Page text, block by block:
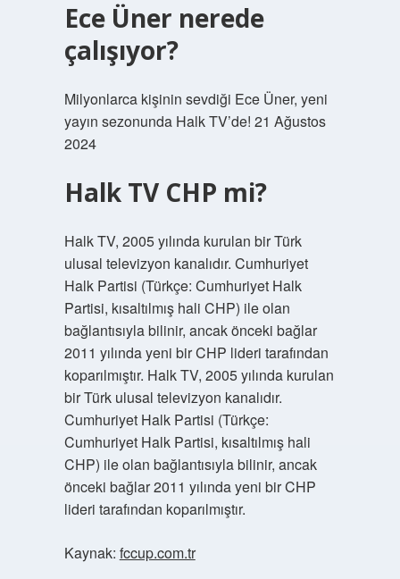
Ece Üner nerede
çalışıyor?
Milyonlarca kişinin sevdiği Ece Üner, yeni
yayın sezonunda Halk TV’de! 21 Ağustos
2024
Halk TV CHP mi?
Halk TV, 2005 yılında kurulan bir Türk
ulusal televizyon kanalıdır. Cumhuriyet
Halk Partisi (Türkçe: Cumhuriyet Halk
Partisi, kısaltılmış hali CHP) ile olan
bağlantısıyla bilinir, ancak önceki bağlar
2011 yılında yeni bir CHP lideri tarafından
koparılmıştır. Halk TV, 2005 yılında kurulan
bir Türk ulusal televizyon kanalıdır.
Cumhuriyet Halk Partisi (Türkçe:
Cumhuriyet Halk Partisi, kısaltılmış hali
CHP) ile olan bağlantısıyla bilinir, ancak
önceki bağlar 2011 yılında yeni bir CHP
lideri tarafından koparılmıştır.
Kaynak: fccup.com.tr